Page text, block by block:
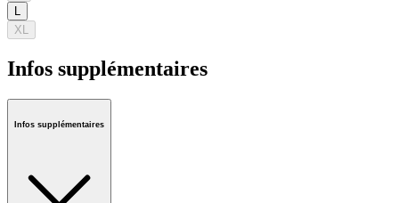
XL
Infos supplémentaires
Infos supplémentaires